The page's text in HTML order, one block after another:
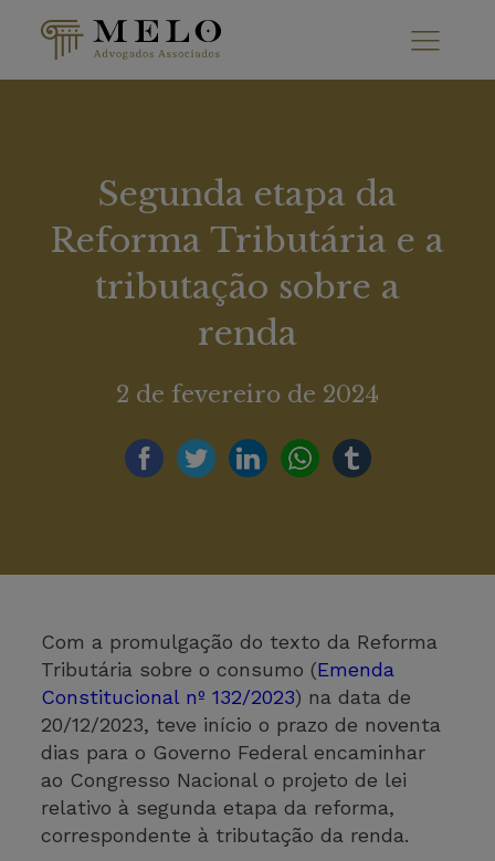
Segunda etapa da
Reforma Tributária e a
tributação sobre a
renda
2 de fevereiro de 2024
Com a promulgação do texto da Reforma
Tributária sobre o consumo (Emenda
Constitucional nº 132/2023) na data de
20/12/2023, teve início o prazo de noventa
dias para o Governo Federal encaminhar
ao Congresso Nacional o projeto de lei
relativo à segunda etapa da reforma,
correspondente à tributação da renda.